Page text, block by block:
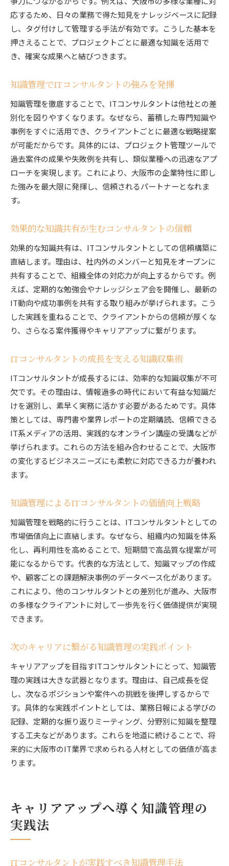
知識管理で広がるコンサルタントのキャリアパ
ス
大阪市で磨くITコンサルタントの専門性
ITコンサルタントが大阪市で高めるべき専門知
大阪市のビジネス環境に適した知識管理法
略
現場で活かすITコンサルタントの専門性向上術
大阪市の特性を活かした知識習得と実践
ITコンサルタントの地域密着型スキルアップ方
法
知識管理を通じたスキルアップ戦略の全貌
実務力を高める知識管理の進め方
ITコンサルタントの市場価値向上を目指す戦略
スキルアップ支援に役立つ知識管理の工夫
将来を見据えた知識管理とキャリア戦略
ITコンサルタントなら押さえておきたい知識管理法
ITコンサルタントが実践する知識整理術のポイ
ント
知識蓄積で差がつくITコンサルタントの実力
実例で学ぶITコンサルタントの知識管理法
ミスを防ぐための知識管理と情報精査のコツ
ITコンサルタントの信頼構築と知識管理の重要
性
知識の整理術がキャリア形成に与える影響
ITコンサルタントのキャリア形成に効く整理術
キャリア目標達成を支える知識活用の実際
ITコンサルタントの成長プロセスと知識整理法
キャリア形成のための知識管理の進め方
SIerとITコンサルの違いを知識管理から考察
ITコンサルタントとSIerの知識管理の違い
現場で違いが見える知識管理の工夫
ITコンサルタント視点で考えるSIerとの比較
知識管理がもたらすITコンサルタントの強み
適切なキャリア選択に役立つ知識管理の観点
ITコンサルタントとして成果に直結する知識管
理
プロフェッショナル志向の知識活用術とは
成果を生むITコンサルタントの知識整理の秘訣
知識管理を習慣化して継続的成長を目指そう
信頼されるITコンサルタントの知識蓄積法
応するため、日々の業務で得た知見をナレッジベースに記録
し、タグ付けして管理する手法が有効です。こうした基本を
押さえることで、プロジェクトごとに最適な知識を活用で
き、確実な成果へと結びつきます。
知識管理でITコンサルタントの強みを発揮
知識管理を徹底することで、ITコンサルタントは他社との差
別化を図りやすくなります。なぜなら、蓄積した専門知識や
事例をすぐに活用でき、クライアントごとに最適な戦略提案
が可能だからです。具体的には、プロジェクト管理ツールで
過去案件の成果や失敗例を共有し、類似業種への迅速なアプ
ローチを実現します。これにより、大阪市の企業特性に即し
た強みを最大限に発揮し、信頼されるパートナーとなれま
す。
効果的な知識共有が生むコンサルタントの信頼
効果的な知識共有は、ITコンサルタントとしての信頼構築に
直結します。理由は、社内外のメンバーと知見をオープンに
共有することで、組織全体の対応力が向上するからです。例
えば、定期的な勉強会やナレッジシェア会を開催し、最新の
IT動向や成功事例を共有する取り組みが挙げられます。こう
した実践を重ねることで、クライアントからの信頼が厚くな
り、さらなる案件獲得やキャリアアップに繋がります。
ITコンサルタントの成長を支える知識収集術
ITコンサルタントが成長するには、効率的な知識収集が不可
欠です。その理由は、情報過多の時代において有益な知識だ
けを選別し、素早く実務に活かす必要があるためです。具体
策としては、専門書や業界レポートの定期購読、信頼できる
IT系メディアの活用、実践的なオンライン講座の受講などが
挙げられます。これらの方法を組み合わせることで、大阪市
の変化するビジネスニーズにも柔軟に対応できる力が養われ
ます。
知識管理によるITコンサルタントの価値向上戦略
知識管理を戦略的に行うことは、ITコンサルタントとしての
市場価値向上に直結します。なぜなら、組織内の知識を体系
化し、再利用性を高めることで、短期間で高品質な提案が可
能になるからです。代表的な方法として、知識マップの作成
や、顧客ごとの課題解決事例のデータベース化があります。
これにより、他のコンサルタントとの差別化が進み、大阪市
の多様なクライアントに対して一歩先を行く価値提供が実現
できます。
次のキャリアに繋がる知識管理の実践ポイント
キャリアアップを目指すITコンサルタントにとって、知識管
理の実践は大きな武器となります。理由は、自己成長を促
し、次なるポジションや案件への挑戦を後押しするからで
す。具体的な実践ポイントとしては、業務日報による学びの
記録、定期的な振り返りミーティング、分野別に知識を整理
する工夫などがあります。これらを地道に続けることで、将
来的に大阪市のIT業界で求められる人材としての価値が高ま
ります。
キャリアアップへ導く知識管理の
実践法
ITコンサルタントが実践すべき知識管理手法